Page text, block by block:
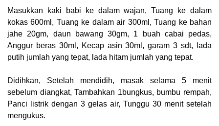
Masukkan kaki babi ke dalam wajan, Tuang ke dalam
kokas 600ml, Tuang ke dalam air 300ml, Tuang ke bahan
jahe 20gm, daun bawang 30gm, 1 buah cabai pedas,
Anggur beras 30ml, Kecap asin 30ml, garam 3 sdt, lada
putih jumlah yang tepat, lada hitam jumlah yang tepat.
Didihkan, Setelah mendidih, masak selama 5 menit
sebelum diangkat, Tambahkan 1bungkus, bumbu rempah,
Panci listrik dengan 3 gelas air, Tunggu 30 menit setelah
mengukus.